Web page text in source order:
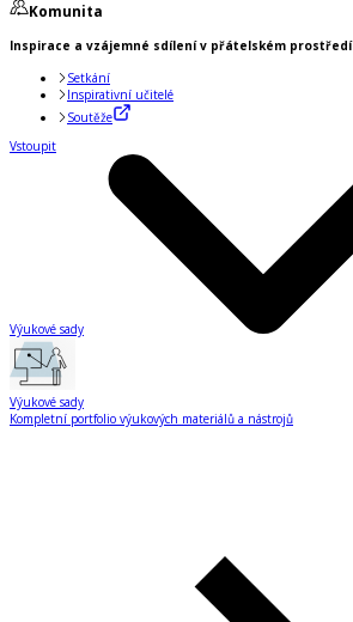
Komunita
Inspirace a vzájemné sdílení v přátelském prostředí
Setkání
Inspirativní učitelé
Soutěže
Vstoupit
Výukové sady
Výukové sady
Kompletní portfolio výukových materiálů a nástrojů